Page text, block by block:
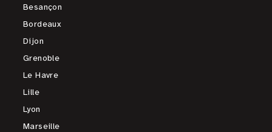
Besançon
Bordeaux
Dijon
Grenoble
Le Havre
Lille
Lyon
Marseille